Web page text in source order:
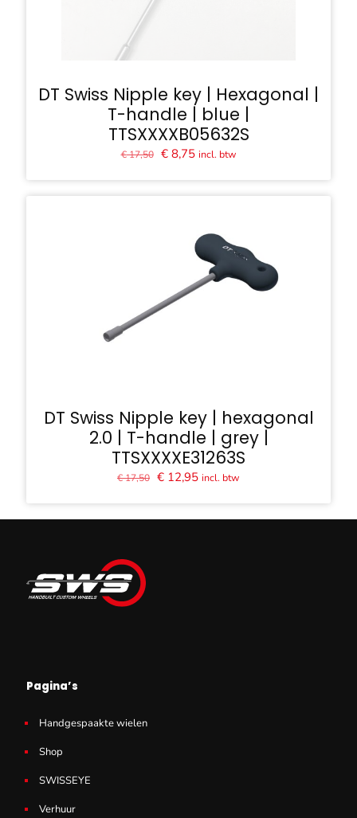
DT Swiss Nipple key | Hexagonal |
T-handle | blue |
TTSXXXXB05632S
€17,50 Oorspronkelijke
€8,75Huidige
incl. btw
DT Swiss Nipple key | hexagonal
2.0 | T-handle | grey |
TTSXXXXE31263S
€17,50 Oorspronkelijke
€ 17,50.
€ 12,95Huidige
€ 12,95.
incl. btw
Pagina’s
Handgespaakte wielen
Shop
SWISSEYE
Verhuur